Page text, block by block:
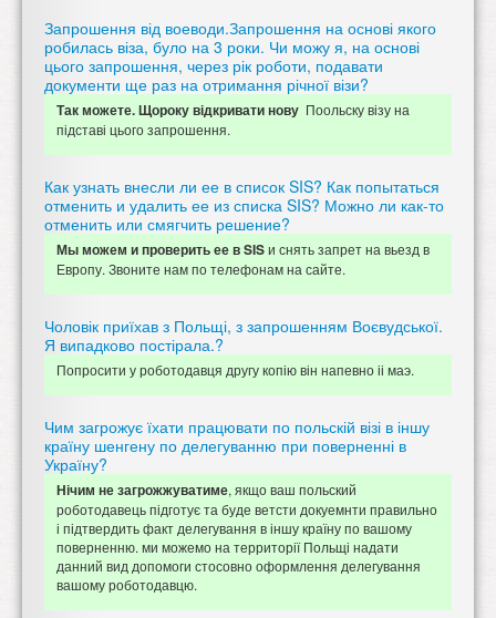
Запрошення від воеводи.Запрошення на основі якого
робилась віза, було на 3 роки. Чи можу я, на основі
цього запрошення, через рік роботи, подавати
документи ще раз на отримання річної візи?
Так можете. Щороку відкривати нову Поольску візу на
підставі цього запрошення.
Как узнать внесли ли ее в список SIS? Как попытаться
отменить и удалить ее из списка SIS? Можно ли как-то
отменить или смягчить решение?
Мы можем и проверить ее в SISи снять запрет на вьезд в
Европу. Звоните нам по телефонам на сайте.
Чоловік приїхав з Польщі, з запрошенням Воєвудської.
Я випадково постірала.?
Попросити у роботодавця другу копію він напевно іі маэ.
Чим загрожує їхати працювати по польскій візі в іншу
країну шенгену по делегуванню при поверненні в
Україну?
Нічим не загрожжуватиме, якщо ваш польский
роботодавець підготує та буде ветсти докуемнти правильно
і підтвердить факт делегування в іншу країну по вашому
поверненню. ми можемо на территорії Польщі надати
данний вид допомоги стосовно оформлення делегування
вашому роботодавцю.